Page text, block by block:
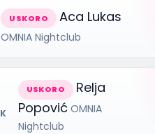
USKORO Aca Lukas
OMNIA Nightclub
USKORO
Relja
Popović OMNIA
Nightclub